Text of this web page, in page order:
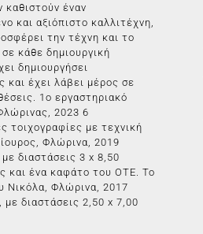
καθιστούν έναν
και αξιόπιστο καλλιτέχνη,
την τέχνη και το
κάθε δημιουργική
δημιουργήσει
και έχει λάβει μέρος σε
1ο εργαστηριακό
2023 6
τοιχογραφίες με τεχνική
Φλώρινα, 2019
διαστάσεις 3 x 8,50
και ένα καφάτο του ΟΤΕ. Το
Νικόλα, Φλώρινα, 2017
με διαστάσεις 2,50 x 7,00